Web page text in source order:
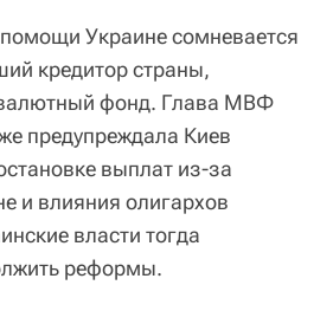
Украине сомневается
кредитор страны,
фонд. Глава МВФ
предупреждала Киев
выплат из-за
и влияния олигархов
власти тогда
реформы.